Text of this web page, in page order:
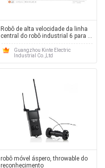
Robô de alta velocidade da linha
central do robô industrial 6 para a
oficina da chapa metálica
Guangzhou Kinte Electric
Industrial Co.,Ltd
robô móvel áspero, throwable do
reconhecimento